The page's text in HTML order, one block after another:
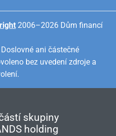
2006–2026 Dům financí
ani částečné
bez uvedení zdroje a
skupiny
holding